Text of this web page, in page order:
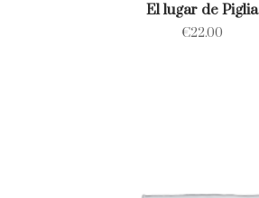
El lugar de Piglia
€22.00